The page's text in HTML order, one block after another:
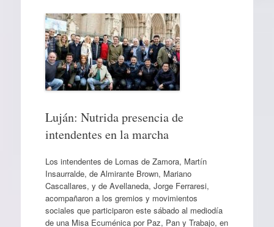
Luján: Nutrida presencia de
intendentes en la marcha
Los intendentes de Lomas de Zamora, Martín
Insaurralde, de Almirante Brown, Mariano
Cascallares, y de Avellaneda, Jorge Ferraresi,
acompañaron a los gremios y movimientos
sociales que participaron este sábado al mediodía
de una Misa Ecuménica por Paz, Pan y Trabajo, en